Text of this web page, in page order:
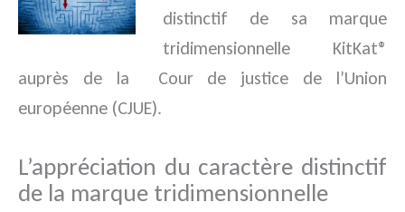
distinctif de sa marque
tridimensionnelle KitKat®
auprès de la
Cour de justice de l’Union
européenne (CJUE).
L’appréciation du caractère distinctif
de la marque tridimensionnelle